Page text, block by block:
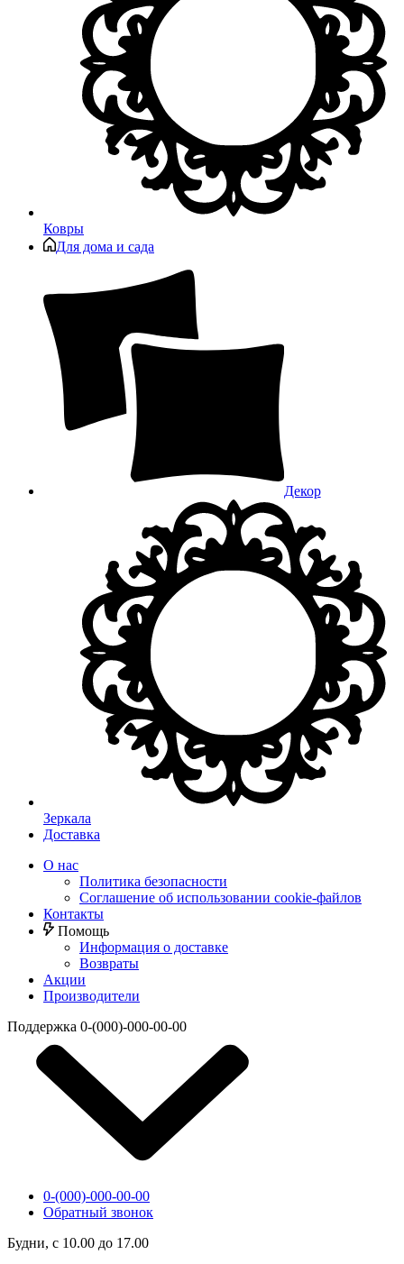
Ковры
Для дома и сада
Декор
Зеркала
Доставка
О нас
Политика безопасности
Соглашение об использовании cookie-файлов
Контакты
Помощь
Информация о доставке
Возвраты
Акции
Производители
Поддержка 0-(000)-000-00-00
0-(000)-000-00-00
Обратный звонок
Будни, с 10.00 до 17.00